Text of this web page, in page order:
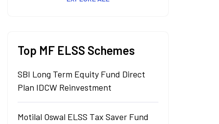
Top MF ELSS Schemes
SBI Long Term Equity Fund Direct
Plan IDCW Reinvestment
Motilal Oswal ELSS Tax Saver Fund